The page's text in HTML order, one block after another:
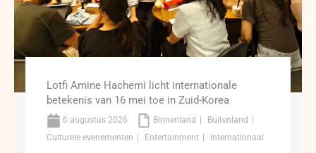
Lotfi Amine Hachemi licht internationale
betekenis van 16 mei toe in Zuid-Korea
6 augustus 2026 Binnenland
Buitenland
Culturele evenementen
Entertainment Internationaal